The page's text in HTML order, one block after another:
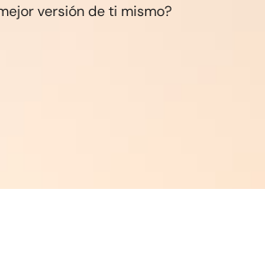
versión de ti mismo?